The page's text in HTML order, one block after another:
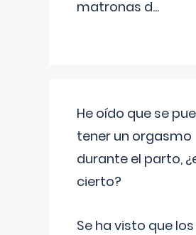
matronas d...
He oído que se
tener un orgasmo
durante el parto,
cierto?
Se ha visto que